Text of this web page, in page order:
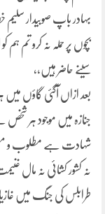
بہادر باپ صوبیدار
بچوں پر حملہ نہ کرو تم ہم
سینے حاضر ہیں،،
بعد ازاں آگئی گاؤں میں
جنازہ میں موجود ہر شخص
شہادت ہے مطلوب و
نہ کشور کشائی نہ مال
طرابلس کی جنگ میں